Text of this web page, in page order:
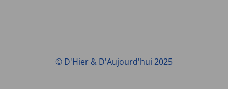
© D'Hier & D'Aujourd'hui 2025